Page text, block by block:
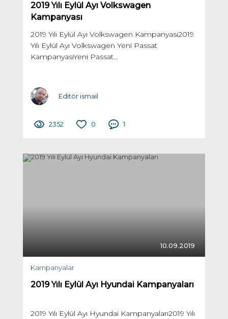
2019 Yılı Eylül Ayı Volkswagen
Kampanyası
2019 Yılı Eylül Ayı Volkswagen Kampanyası2019
Yılı Eylül Ayı Volkswagen Yeni Passat
KampanyasıYeni Passat...
Editör ismail
2352 0 1
10.09.2019
Kampanyalar
2019 Yılı Eylül Ayı Hyundai Kampanyaları
2019 Yılı Eylül Ayı Hyundai Kampanyaları2019 Yılı